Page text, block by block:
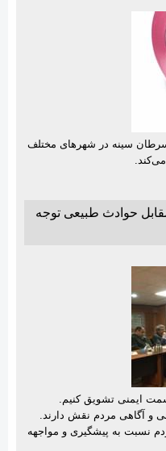
سرطان سینه در شهرهای مختلف
حوادث طبیعی توجه
سمت ايمنی تشويق كنيم.
و آگاهی مردم نقش دارند.
نسبت به پیشگیری و مواجهه